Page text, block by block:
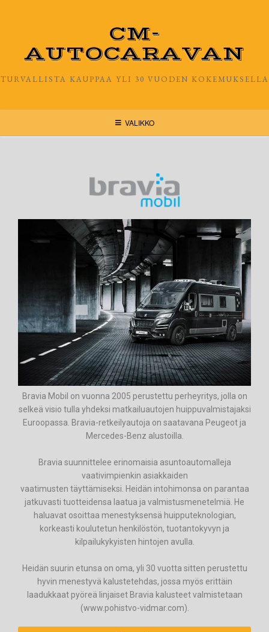
CM-
AUTOCARAVAN
TURVALLISTA KAUPPAA YLI 30 VUODEN KOKEMUKSELLA
VALIKKO
Bravia Mobil on vuonna 2005 perustettu perheyritys, jolla on
selkeä visio tulla yhdeksi matkailuautojen huippuvalmistajaksi
Euroopassa. Bravia-retkeilyautoja on saatavana Peugeot ja
Mercedes-Benz alustoilla.
Bravia suunnittelee erinomaisia asuntoautomalleja
vaativimpienkin asiakkaiden
vaatimusten täyttämiseksi. Heidän intohimonsa on parantaa
jatkuvasti tuotteidensa laatua ja valmistusmenetelmiä. He
haluavat osoittaa menestyksensä huipputeknologian,
korkeasti koulutetun henkilöstön, tuotantokyvyn ja
kilpailukykyisten hintojen avulla.
Heidän suurin etunsa on oma, yli 30 vuotta sitten perustettu
hyvin menestyvä kalustetehdas, jossa myös erittäin
laadukkaat pyöreä linjaiset Bravia kalusteet valmistetaan
(www.pohistvo-vidmar.com).